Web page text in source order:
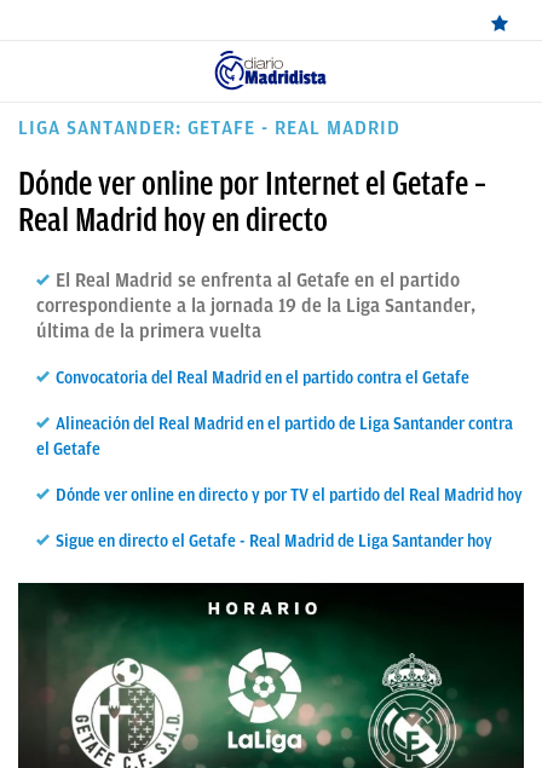
ÚLTIMAS
REAL
BALONCESTO
DIRECTO
FEMENINO
PAPARAZZI
LIGA SANTANDER: GETAFE - REAL MADRID
Dónde ver online por Internet el Getafe –
Real Madrid hoy en directo
El Real Madrid se enfrenta al Getafe en el partido
correspondiente a la jornada 19 de la Liga Santander,
última de la primera vuelta
Convocatoria del Real Madrid en el partido contra el Getafe
Alineación del Real Madrid en el partido de Liga Santander contra
el Getafe
Dónde ver online en directo y por TV el partido del Real Madrid hoy
Sigue en directo el Getafe - Real Madrid de Liga Santander hoy